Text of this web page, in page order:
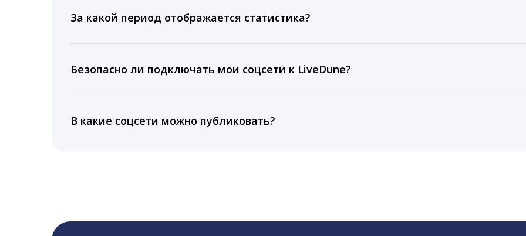
время для публикации, показываем лучшие посты и присылаем автоматические отчеты с
За какой период отображается статистика?
подключении тарифа Блогер. При оплате тарифа Бизнес отображаются сведения за 3 года, а
5 лет.
Безопасно ли подключать мои соцсети к LiveDune?
информацию третьим лицам.
В какие соцсети можно публиковать?